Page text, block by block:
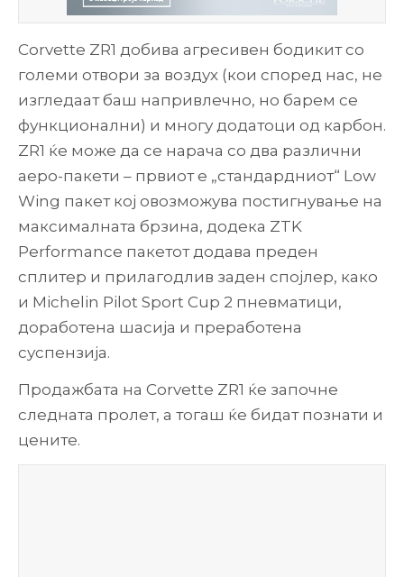
Corvette ZR1 добива агресивен бодикит со
големи отвори за воздух (кои според нас, не
изгледаат баш напривлечно, но барем се
функционални) и многу додатоци од карбон.
ZR1 ќе може да се нарача со два различни
аеро-пакети – првиот е „стандардниот“ Low
Wing пакет кој овозможува постигнување на
максималната брзина, додека ZTK
Performance пакетот додава преден
сплитер и прилагодлив заден спојлер, како
и Michelin Pilot Sport Cup 2 пневматици,
доработена шасија и преработена
суспензија.
Продажбата на Corvette ZR1 ќе започне
следната пролет, а тогаш ќе бидат познати и
цените.